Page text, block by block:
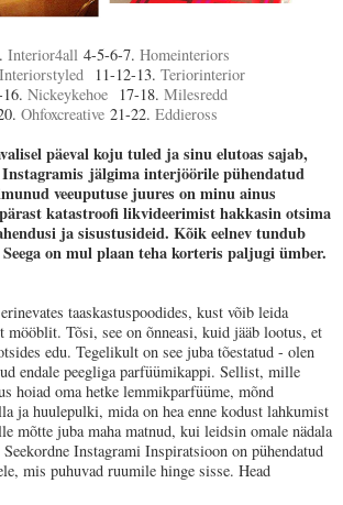
Interior4all 4-5-6-7. Homeinteriors
Interiorstyled 11-12-13. Teriorinterior
Nickeykehoe 17-18. Milesredd
Ohfoxcreative 21-22. Eddieross
päeval koju tuled ja sinu elutoas sajab,
Instagramis jälgima interjöörile pühendatud
veeuputuse juures on minu ainus
katastroofi likvideerimist hakkasin otsima
ja sisustusideid. Kõik eelnev tundub
on mul plaan teha korteris paljugi ümber.
taaskastuspoodides, kust võib leida
mööblit. Tõsi, see on õnneasi, kuid jääb lootus, et
edu. Tegelikult on see juba tõestatud - olen
endale peegliga parfüümikappi. Sellist, mille
hoiad oma hetke lemmikparfüüme, mõnd
ja huulepulki, mida on hea enne kodust lahkumist
mõtte juba maha matnud, kui leidsin omale nädala
Instagrami Inspiratsioon on pühendatud
mis puhuvad ruumile hinge sisse. Head